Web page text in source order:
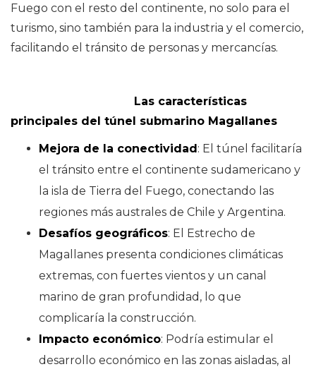
Fuego con el resto del continente, no solo para el
turismo, sino también para la industria y el comercio,
facilitando el tránsito de personas y mercancías.
Las características
principales del túnel submarino Magallanes
Mejora de la conectividad : El túnel facilitaría
el tránsito entre el continente sudamericano y
la isla de Tierra del Fuego, conectando las
regiones más australes de Chile y Argentina.
Desafíos geográficos: El Estrecho de
Magallanes presenta condiciones climáticas
extremas, con fuertes vientos y un canal
marino de gran profundidad, lo que
complicaría la construcción.
Impacto económico: Podría estimular el
desarrollo económico en las zonas aisladas, al